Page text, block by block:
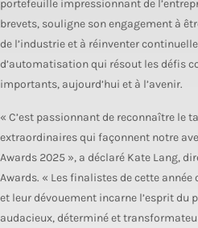
portefeuille impressionnant de
brevets, souligne son engagement à
de l’industrie et à réinventer
d’automatisation qui résout les défis
importants, aujourd’hui et à l’avenir.
« C’est passionnant de reconnaître le
extraordinaires qui façonnent notre
Awards 2025 », a déclaré Kate Lang,
Awards. « Les finalistes de cette
et leur dévouement incarne l’esprit du
audacieux, déterminé et